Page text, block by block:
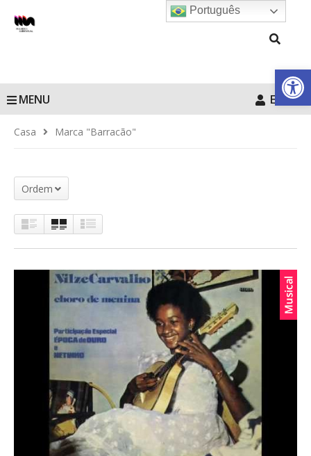
Barra de
MENU Entrar
Casa Marca "Barracão"
Ordem
Português